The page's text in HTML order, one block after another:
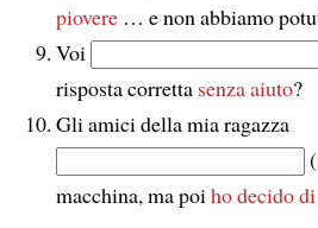
piovere… e non abbiamo
Voi
risposta corretta senza aiuto?
Gli amici della mia ragazza
(
macchina, ma poi ho decido